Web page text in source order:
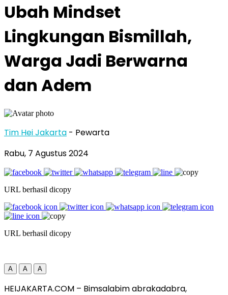
Ubah Mindset
Lingkungan Bismillah,
Warga Jadi Berwarna
dan Adem
Tim Hei Jakarta - Pewarta
Rabu, 7 Agustus 2024
URL berhasil dicopy
URL berhasil dicopy
A A A
HEIJAKARTA.COM – Bimsalabim abrakadabra,